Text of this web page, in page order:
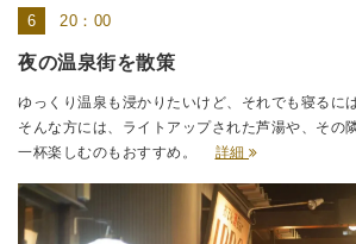
20：00
夜の温泉街を散策
ゆっくり温泉も浸かりたいけど、それでも寝るに
そんな方には、ライトアップされた芦湯や、その
一杯楽しむのもおすすめ。
詳細